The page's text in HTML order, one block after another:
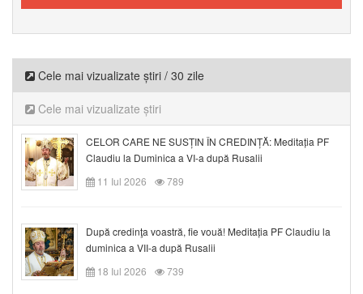
Cele mai vizualizate știri / 30 zile
Cele mai vizualizate știri
CELOR CARE NE SUSȚIN ÎN CREDINȚĂ: Meditația PF
Claudiu la Duminica a VI-a după Rusalii
11 Iul 2026
789
După credinţa voastră, fie vouă! Meditația PF Claudiu la
duminica a VII-a după Rusalii
18 Iul 2026
739